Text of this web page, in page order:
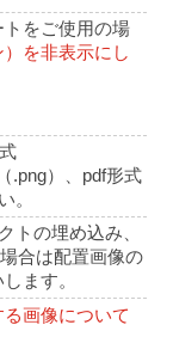
をご使用の場
を非表示にし
.png）、pdf形式
。
トの埋め込み、
合は配置画像の
ます。
画像について